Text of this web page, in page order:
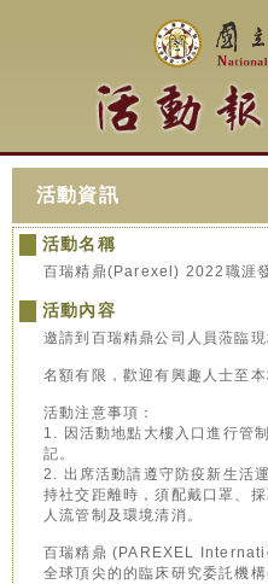
活動資訊
活動名稱
百瑞精鼎(Parexel) 2022職涯
活動內容
邀請到百瑞精鼎公司人員蒞臨
名額有限，歡迎有興趣人士至
活動注意事項：
1. 因活動地點大樓入口進行管
記。
2. 出席活動請遵守防疫新生活
持社交距離時，須配戴口罩、
人流管制及環境清消。
百瑞精鼎 (PAREXEL
全球頂尖的的臨床研究委託機